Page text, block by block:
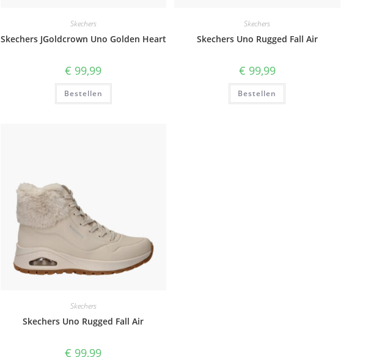
Skechers
Skechers JGoldcrown Uno Golden Heart
€ 99,99
Bestellen
Skechers
Skechers Uno Rugged Fall Air
€ 99,99
Bestellen
Skechers
Skechers Uno Rugged Fall Air
€ 99,99